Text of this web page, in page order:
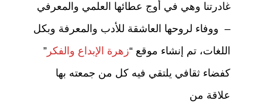
غادرتنا وهي في أوج عطائها العلمي والمعرفي
– ووفاء لروحها العاشقة للأدب والمعرفة وبكل
اللغات، تم إنشاء موقع “زهرة الإبداع والفكر ”
كفضاء ثقافي يلتقي فيه كل من جمعته بها
علاقة من